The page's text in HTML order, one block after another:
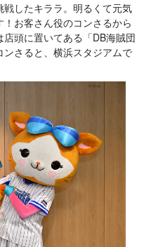
したキララ。明るくて元気
お客さん役のコンさるから
頭に置いてある「DB海賊団
さると、横浜スタジアムで